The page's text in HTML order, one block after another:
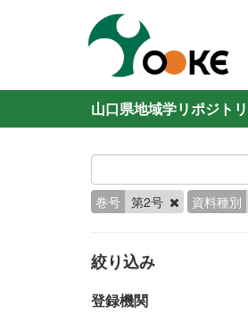
山口県地域学リポジト
巻号 第2号 資料種別
絞り込み
登録機関